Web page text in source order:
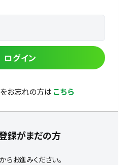
ログイン
お忘れの方は こちら
録がまだの方
らお進みください。